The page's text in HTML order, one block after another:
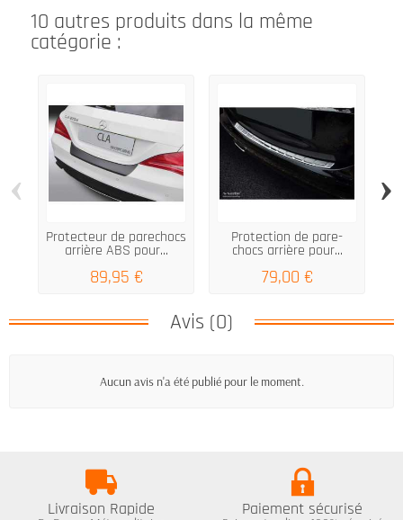
10 autres produits dans la même
catégorie :
Protecteur de parechocs
arrière ABS pour...
89,95 €
Protection de pare-
chocs arrière pour...
79,00 €
‹ ›
Avis (0)
Aucun avis n'a été publié pour le moment.
Livraison Rapide Paiement sécurisé